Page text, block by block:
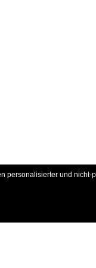
personalisierter und